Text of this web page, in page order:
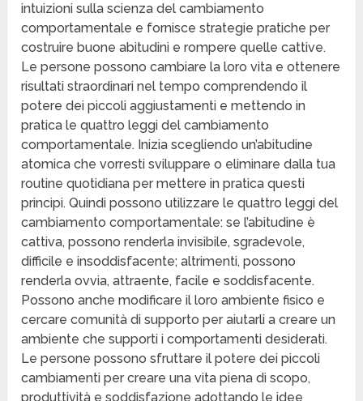
intuizioni sulla scienza del cambiamento
comportamentale e fornisce strategie pratiche per
costruire buone abitudini e rompere quelle cattive.
Le persone possono cambiare la loro vita e ottenere
risultati straordinari nel tempo comprendendo il
potere dei piccoli aggiustamenti e mettendo in
pratica le quattro leggi del cambiamento
comportamentale. Inizia scegliendo un’abitudine
atomica che vorresti sviluppare o eliminare dalla tua
routine quotidiana per mettere in pratica questi
principi. Quindi possono utilizzare le quattro leggi del
cambiamento comportamentale: se l’abitudine è
cattiva, possono renderla invisibile, sgradevole,
difficile e insoddisfacente; altrimenti, possono
renderla ovvia, attraente, facile e soddisfacente.
Possono anche modificare il loro ambiente fisico e
cercare comunità di supporto per aiutarli a creare un
ambiente che supporti i comportamenti desiderati.
Le persone possono sfruttare il potere dei piccoli
cambiamenti per creare una vita piena di scopo,
produttività e soddisfazione adottando le idee